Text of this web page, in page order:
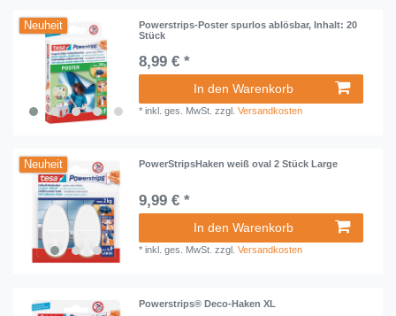
Neuheit
Powerstrips-Poster spurlos ablösbar, Inhalt: 20
Stück
8,99 € *
In den Warenkorb
*inkl. ges. MwSt. zzgl.Versandkosten
Neuheit PowerStripsHaken weiß oval 2 Stück Large
9,99 € *
In den Warenkorb
*inkl. ges. MwSt. zzgl.Versandkosten
Powerstrips® Deco-Haken XL